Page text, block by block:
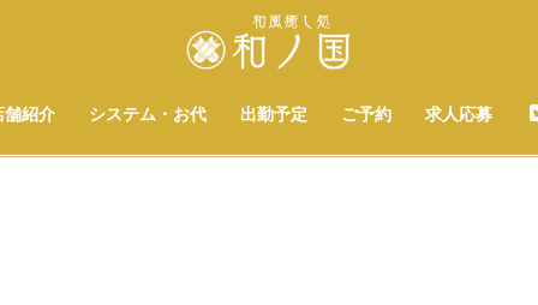
舗紹介 システム・お代 出勤予定 ご予約 求人応募